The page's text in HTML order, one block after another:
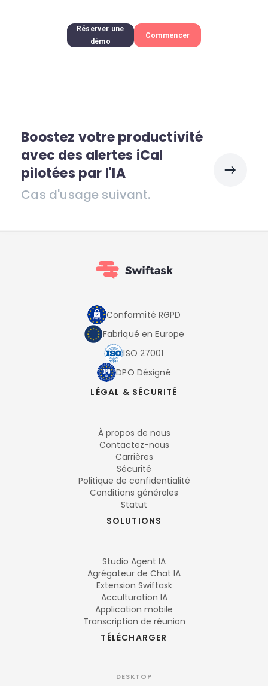
Réserver une
démo
Commencer
Boostez votre productivité
avec des alertes iCal
pilotées par l'IA
Cas d'usage suivant.
Conformité RGPD
Fabriqué en Europe
ISO 27001
DPO Désigné
LÉGAL & SÉCURITÉ
À propos de nous
Contactez-nous
Carrières
Sécurité
Politique de confidentialité
Conditions générales
Statut
SOLUTIONS
Studio Agent IA
Agrégateur de Chat IA
Extension Swiftask
Acculturation IA
Application mobile
Transcription de réunion
TÉLÉCHARGER
DESKTOP